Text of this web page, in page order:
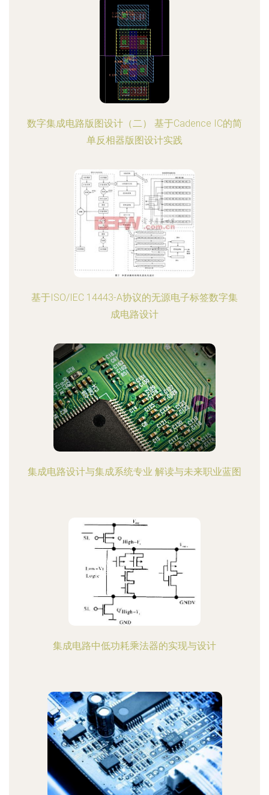
数字集成电路版图设计（二） 基于Cadence IC的简
单反相器版图设计实践
基于ISO/IEC 14443-A协议的无源电子标签数字集
成电路设计
集成电路设计与集成系统专业 解读与未来职业蓝图
集成电路中低功耗乘法器的实现与设计